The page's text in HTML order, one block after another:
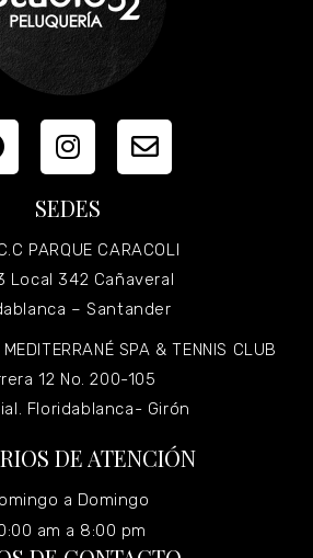
SEDES
PARQUE CARACOLI
Local 342 Cañaveral
– Santander
SPA & TENNIS CLUB
12 No. 200-105
Floridablanca- Girón
DE ATENCIÓN
a Domingo
am a 8:00 pm